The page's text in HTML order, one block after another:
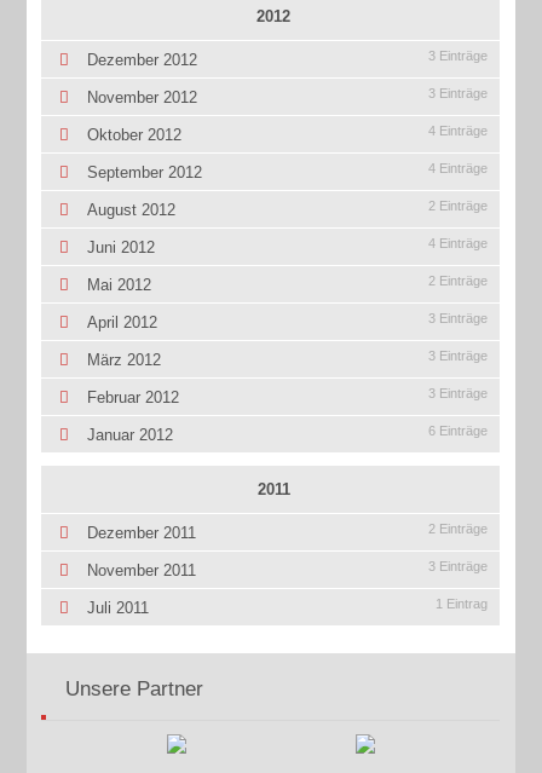
2012
Dezember 2012 3 Einträge
November 2012 3 Einträge
Oktober 2012 4 Einträge
September 2012 4 Einträge
August 2012 2 Einträge
Juni 2012 4 Einträge
Mai 2012 2 Einträge
April 2012 3 Einträge
März 2012 3 Einträge
Februar 2012 3 Einträge
Januar 2012 6 Einträge
2011
Dezember 2011 2 Einträge
November 2011 3 Einträge
Juli 2011 1 Eintrag
Unsere Partner